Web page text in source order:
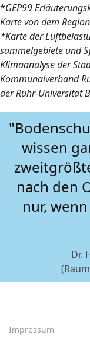
*GEP99
Karte von dem
*Karte der
sammelgebiete und
Klimaanalyse der
Kommunalverband
der Ruhr-Universität
wissen
nach den
nur,
Dr.
Impressum